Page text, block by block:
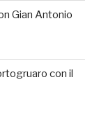
Gian Antonio
con il